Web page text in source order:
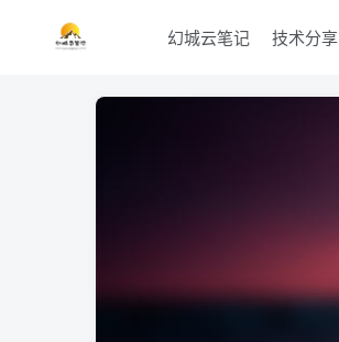
幻城云笔记 技术分享